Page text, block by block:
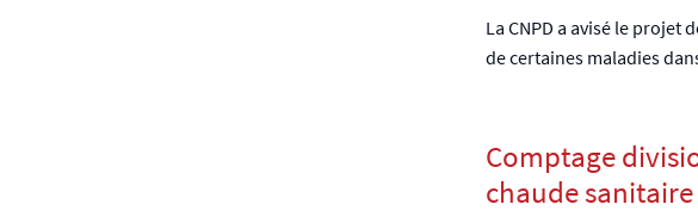
La CNPD a avisé le
de certaines maladies
Comptage
chaude sanitaire